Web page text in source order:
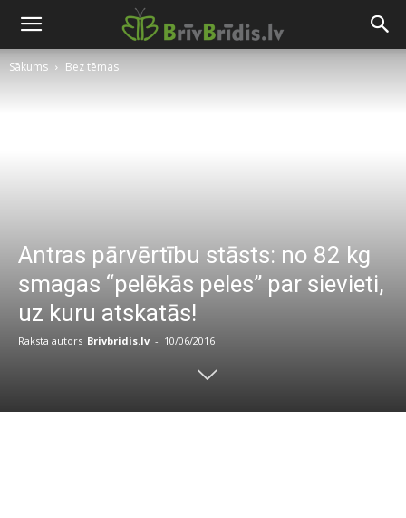
Sākums Bez tēmas
Antras pārvērtību stāsts: no 82 kg
smagas “pelēkās peles” par sievieti,
uz kuru atskatās!
Raksta autors Brivbridis.lv - 10/06/2016